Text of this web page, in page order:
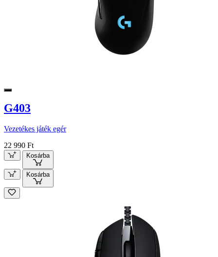
G403
Vezetékes játék egér
22 990 Ft
Kosárba
Kosárba